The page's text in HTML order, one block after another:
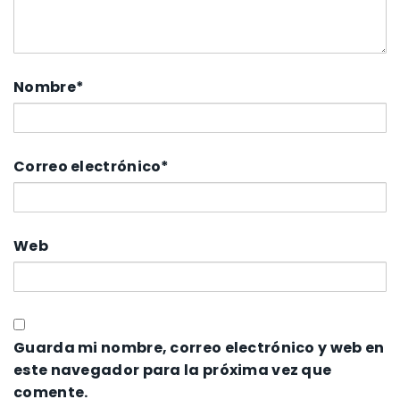
Nombre*
Correo electrónico*
Web
Guarda mi nombre, correo electrónico y web en
este navegador para la próxima vez que
comente.